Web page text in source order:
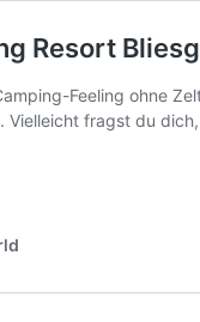
Resort
Feeling ohne
Vielleicht fragst du